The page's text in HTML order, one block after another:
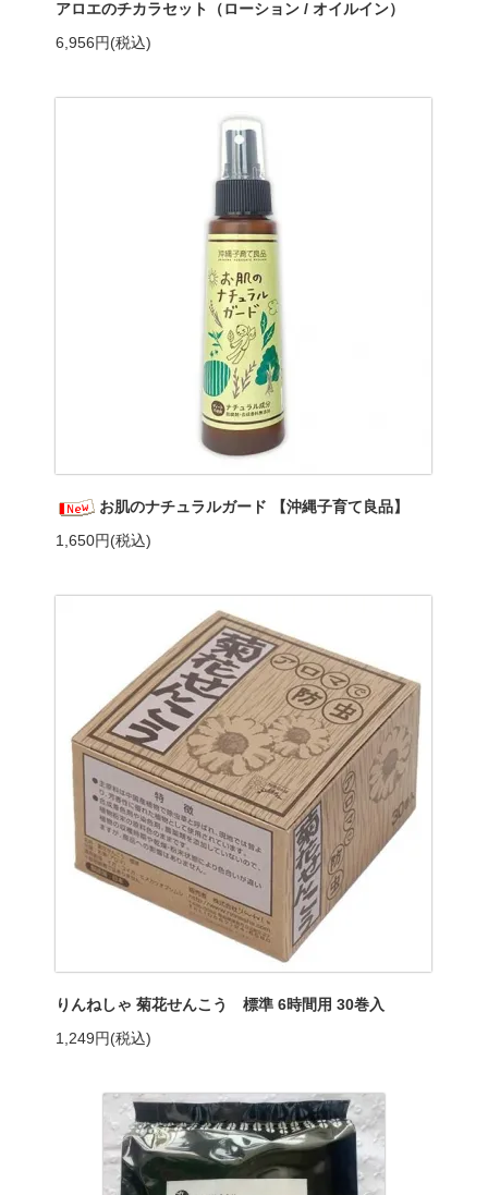
アロエのチカラセット（ローション / オイルイン）
6,956円(税込)
お肌のナチュラルガード 【沖縄子育て良品】
1,650円(税込)
りんねしゃ 菊花せんこう 標準 6時間用 30巻入
1,249円(税込)